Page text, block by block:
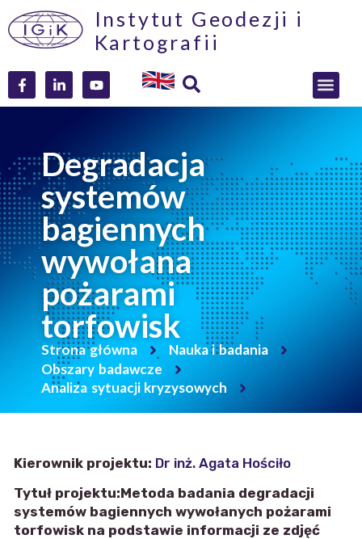
Instytut Geodezji i
Kartografii
Degradacja
systemów
bagiennych
wywołana
pożarami
torfowisk
Strona główna
Nauka i badania
Obszary badawcze
Analiza sytuacji kryzysowych
Kierownik projektu: Dr inż. Agata Hościło
Tytuł projektu:Metoda badania degradacji
systemów bagiennych wywołanych pożarami
torfowisk na podstawie informacji ze zdjęć